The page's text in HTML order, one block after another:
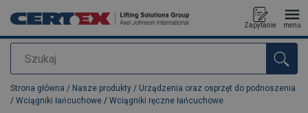
Szukaj
Zapytanie menu
Dodano do zapytania
Strona główna / Nasze produkty / Urządzenia oraz osprzęt do podnoszenia
/ Wciągniki łańcuchowe / Wciągniki ręczne łańcuchowe